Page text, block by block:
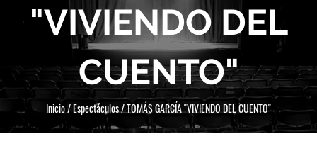
"VIVIENDO DEL
CUENTO"
Inicio/Espectáculos/TOMÁS GARCÍA "VIVIENDO DEL CUENTO"